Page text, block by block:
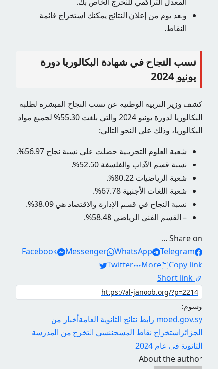
وبعد يوم من إعلان النتائج يمكنك استخراج قائمة
النقاط.
نسب النجاح في شهادة البكالوريا دورة
يونيو 2024
كشف وزير التربية الوطنية عن نسب النجاح المبشرة لطلبة
البكالوريا لدورة يونيو 2024 والتي بلغت 55.30% لجميع مواد
البكالوريا، وذلك على النحو التالي:
شعبة العلوم التجريبية حصلت على نسبة نجاح 56.97%.
نسبة قسم الآداب والفلسفة 52.60%.
شعبة الرياضيات 80.22%.
شعبة اللغات الأجنبية 67.78%.
نسبة النجاح في قسم الإدارة والاقتصاد هي 38.09%.
– القسم الفني الرياضي 58.48%.
Share on ...
Facebook
Messenger WhatsApp
Telegram
Twitter
More
Copy link
Short link
وسوم:
moed.gov.sy رابط نتائج الثانوية العامة
أخبار من
الجزائر استخراج نقاط المسحننسى التخرج من المدرسة
الثانوية في عام 2024
About the author